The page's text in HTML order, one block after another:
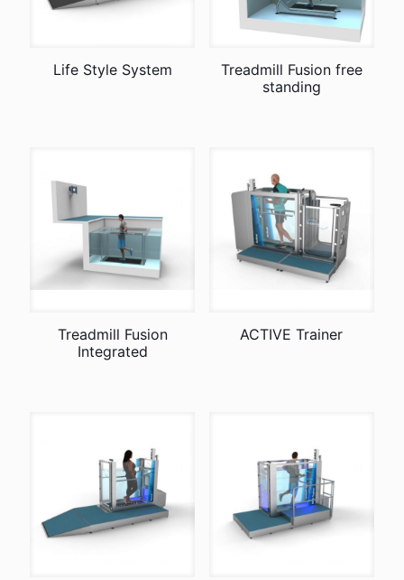
Life Style System
Treadmill Fusion free
standing
Treadmill Fusion
Integrated
ACTIVE Trainer